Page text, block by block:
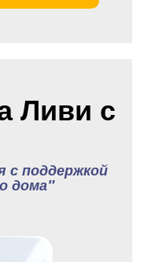
Ливи с
с поддержкой
дома"